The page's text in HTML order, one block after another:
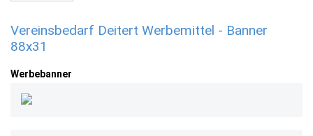
Vereinsbedarf Deitert Werbemittel - Banner
88x31
Werbebanner